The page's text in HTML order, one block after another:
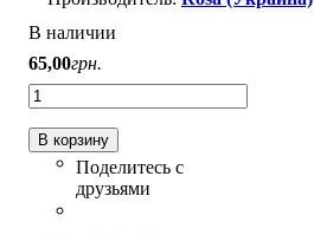
В наличии
65,00грн.
В корзину